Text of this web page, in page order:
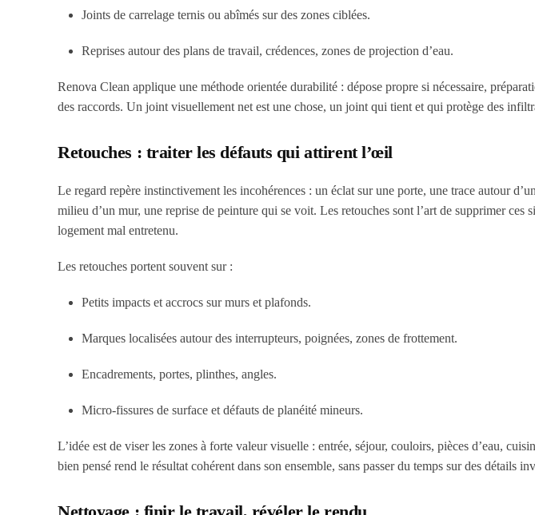
Joints de carrelage ternis ou abîmés sur des zones ciblées.
Reprises autour des plans de travail, crédences, zones de projection d’eau.
Renova Clean applique une méthode orientée durabilité : dépose propre si nécessaire,
des raccords. Un joint visuellement net est une chose, un joint qui tient et qui protège des
Retouches : traiter les défauts qui attirent l’œil
Le regard repère instinctivement les incohérences : un éclat sur une porte, une trace autour
milieu d’un mur, une reprise de peinture qui se voit. Les retouches sont l’art de supprimer ces
logement mal entretenu.
Les retouches portent souvent sur :
Petits impacts et accrocs sur murs et plafonds.
Marques localisées autour des interrupteurs, poignées, zones de frottement.
Encadrements, portes, plinthes, angles.
Micro-fissures de surface et défauts de planéité mineurs.
L’idée est de viser les zones à forte valeur visuelle : entrée, séjour, couloirs, pièces d’eau,
bien pensé rend le résultat cohérent dans son ensemble, sans passer du temps sur des détails